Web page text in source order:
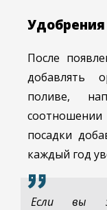
Удобрения
После
добавлять
поливе,
соотношении
посадки
каждый год
Если вы